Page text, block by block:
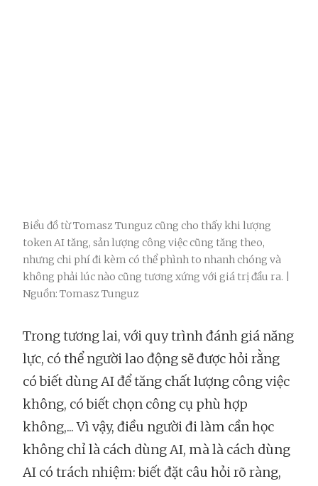
Biểu đồ từ Tomasz Tunguz cũng cho thấy khi lượng
token AI tăng, sản lượng công việc cũng tăng theo,
nhưng chi phí đi kèm có thể phình to nhanh chóng và
không phải lúc nào cũng tương xứng với giá trị đầu ra. |
Nguồn: Tomasz Tunguz
Trong tương lai, với quy trình đánh giá năng
lực, có thể người lao động sẽ được hỏi rằng
có biết dùng AI để tăng chất lượng công việc
không, có biết chọn công cụ phù hợp
không,... Vì vậy, điều người đi làm cần học
không chỉ là cách dùng AI, mà là cách dùng
AI có trách nhiệm: biết đặt câu hỏi rõ ràng,